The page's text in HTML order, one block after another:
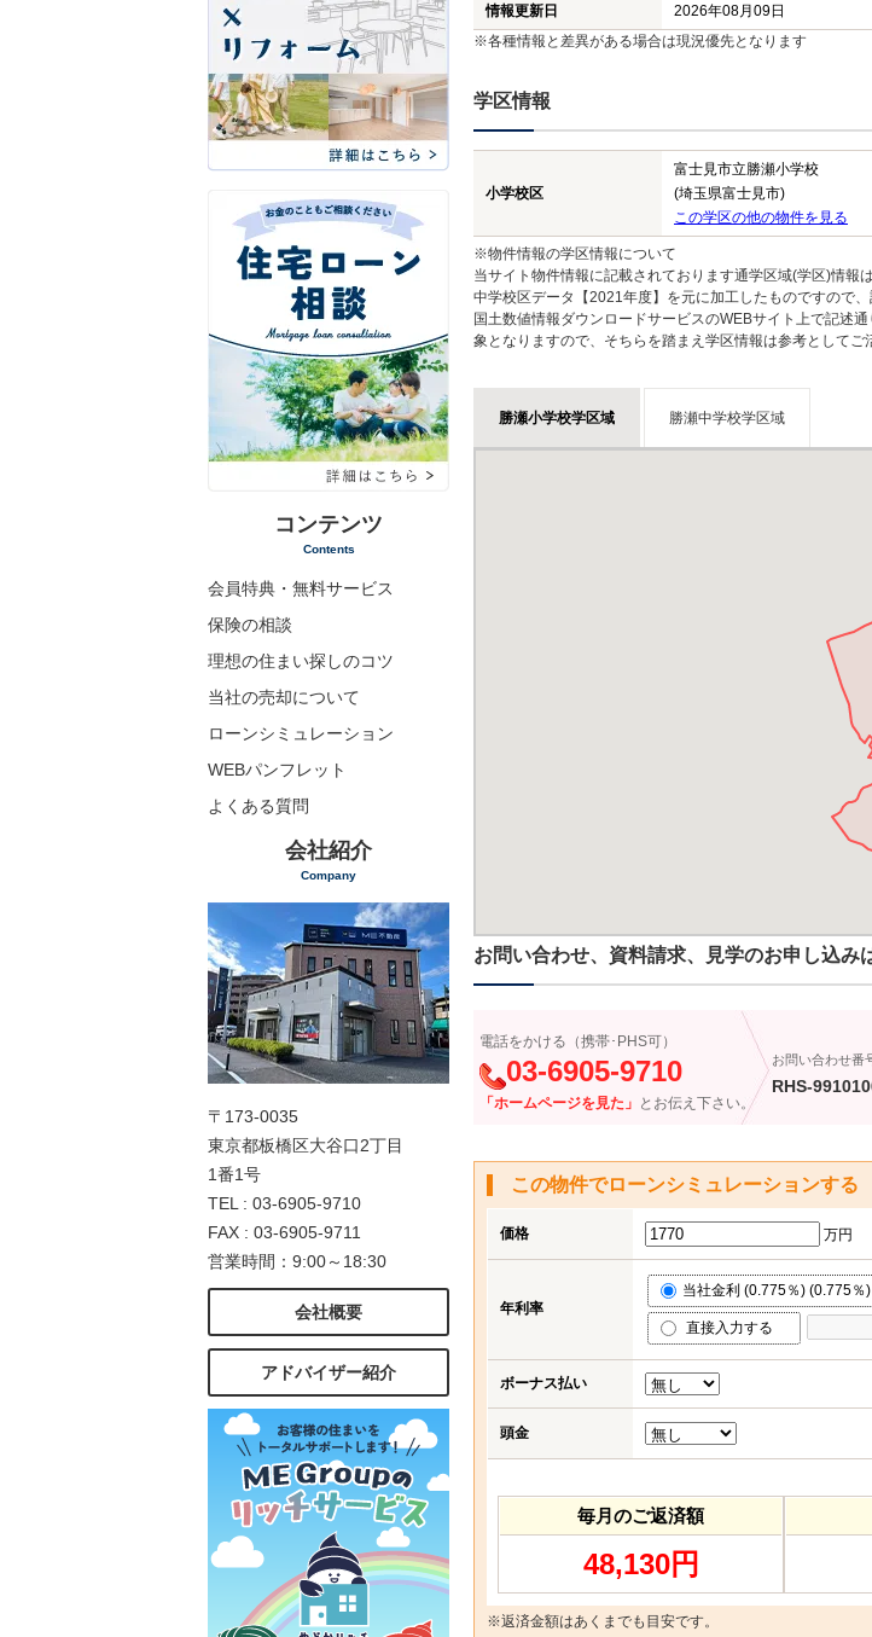
情報更新日 2026年08月09日
※各種情報と差異がある場合は現況優先となります
学区情報
小学校区
富士見市立勝瀬小学校
(埼玉県富士見市)
この学区の他の物件を見る
※物件情報の学区情報について
当サイト物件情報に記載されております通学区域(学区)情
中学校区データ【2021年度】を元に加工したものですので
国土数値情報ダウンロードサービスのWEBサイト上で記述
象となりますので、そちらを踏まえ学区情報は参考としてご
勝瀬小学校学区域 勝瀬中学校学区域
お問い合わせ、資料請求、見学のお申し込み
電話をかける（携帯･PHS可）
03-6905-9710
「ホームページを見た」 とお伝え下さい。
お問い合わせ番
RHS-
この物件でローンシミュレーションする
価格 万円
年利率
当社金利 (0.775％) (0.775％)
直接入力する
ボーナス払い
頭金
毎月のご返済額
48,130円
※返済金額はあくまでも目安です。
コンテンツ
Contents
会員特典・無料サービス
保険の相談
理想の住まい探しのコツ
当社の売却について
ローンシミュレーション
WEBパンフレット
よくある質問
会社紹介
Company
〒173-0035
東京都板橋区大谷口2丁目
1番1号
TEL : 03-6905-9710
FAX : 03-6905-9711
営業時間：9:00～18:30
会社概要
アドバイザー紹介